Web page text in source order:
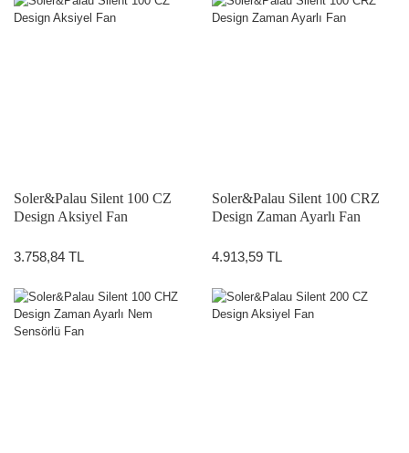
Soler&Palau Silent 100 CZ
Design Aksiyel Fan
3.758,84 TL
Soler&Palau Silent 100 CRZ
Design Zaman Ayarlı Fan
4.913,59 TL